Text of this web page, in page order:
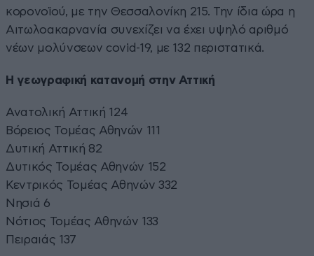
κορονοϊού, με την Θεσσαλονίκη 215. Την ίδια ώρα η
Αιτωλοακαρνανία συνεχίζει να έχει υψηλό αριθμό
νέων μολύνσεων covid-19, με 132 περιστατικά.
Η γεωγραφική κατανομή στην Αττική
Ανατολική Αττική 124
Βόρειος Τομέας Αθηνών 111
Δυτική Αττική 82
Δυτικός Τομέας Αθηνών 152
Κεντρικός Τομέας Αθηνών 332
Νησιά 6
Νότιος Τομέας Αθηνών 133
Πειραιάς 137